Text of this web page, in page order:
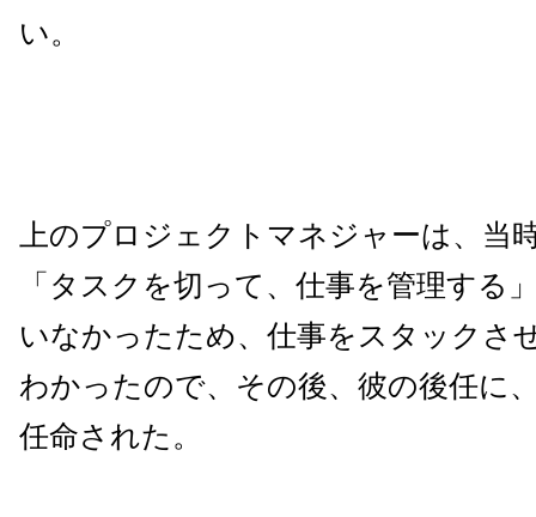
い。
上のプロジェクトマネジャーは、当
「タスクを切って、仕事を管理する
いなかったため、仕事をスタックさ
わかったので、その後、彼の後任に
任命された。